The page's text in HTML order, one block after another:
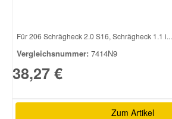
Für 206 Schrägheck 2.0 S16, Schrägheck 1.1 i...
Vergleichsnummer: 7414N9
38,27 €
Zum Artikel
Suzuki Ersatzteile
Toyota Ersatzteile
Vauxhall Ersatzteile